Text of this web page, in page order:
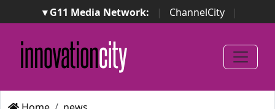
▾ G11 Media Network: | ChannelCity
|
ImpresaCity | SecurityOpenLab | Italian Channel
Awards
Italian Project Awards
Italian Security
Awards